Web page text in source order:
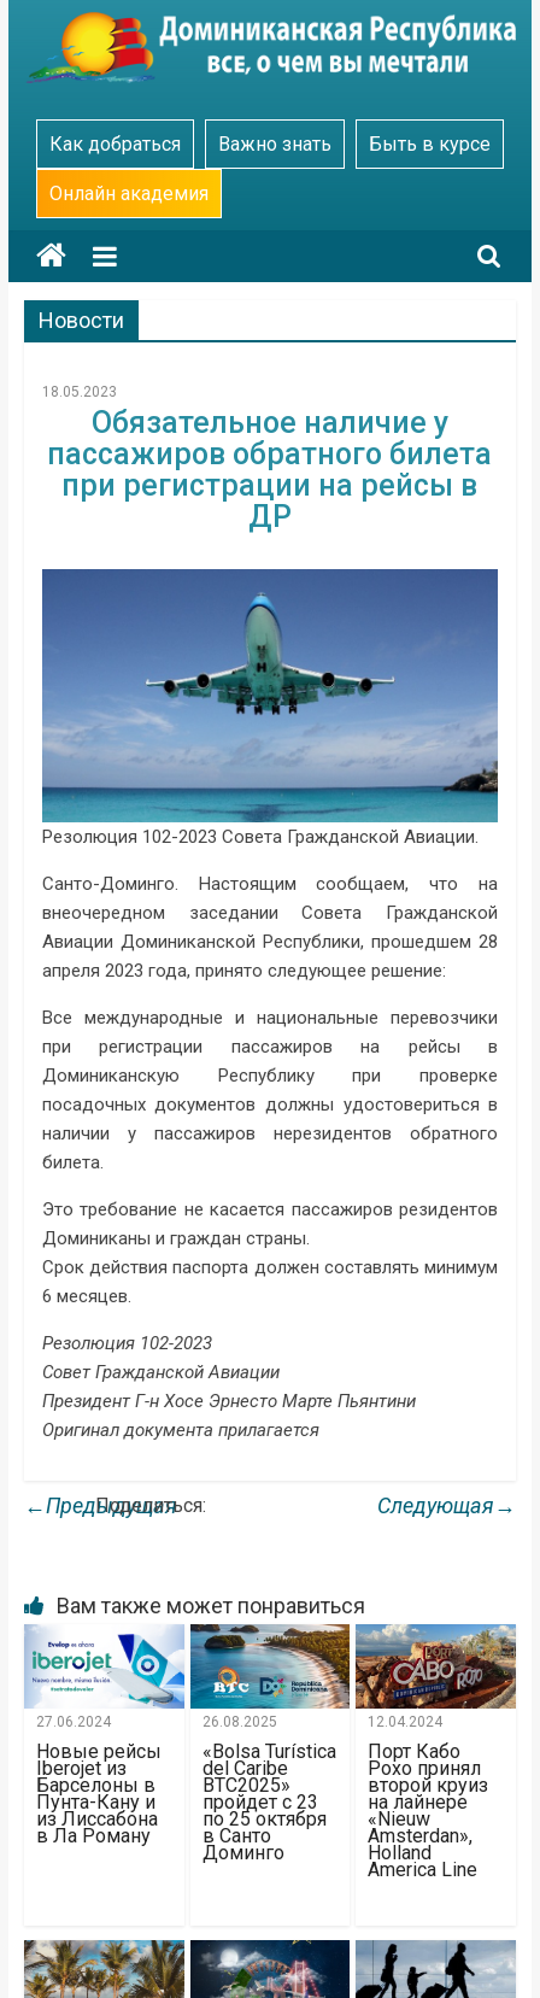
content
Go
Dominicana
Как добраться Важно знать Быть в курсе
Онлайн академия
Новости
18.05.2023
Обязательное наличие у
пассажиров обратного билета
при регистрации на рейсы в
ДР
Резолюция 102-2023 Совета Гражданской Авиации.
Санто-Доминго. Настоящим сообщаем, что на
внеочередном заседании Совета Гражданской
Авиации Доминиканской Республики, прошедшем 28
апреля 2023 года, принято следующее решение:
Все международные и национальные перевозчики
при регистрации пассажиров на рейсы в
Доминиканскую Республику при проверке
посадочных документов должны удостовериться в
наличии у пассажиров нерезидентов обратного
билета.
Это требование не касается пассажиров резидентов
Доминиканы и граждан страны.
Срок действия паспорта должен составлять минимум
6 месяцев.
Резолюция 102-2023
Совет Гражданской Авиации
Президент Г-н Хосе Эрнесто Марте Пьянтини
Оригинал документа прилагается
←Предыдущая Следующая→
Поделиться:
Вам также может понравиться
27.06.2024
Новые рейсы
Iberojet из
Барселоны в
Пунта-Кану и
из Лиссабона
в Ла Роману
26.08.2025
«Bolsa Turística
del Caribe
BTC2025»
пройдет с 23
по 25 октября
в Санто
Доминго
12.04.2024
Порт Кабо
Рохо принял
второй круиз
на лайнере
«Nieuw
Amsterdan»,
Holland
America Line